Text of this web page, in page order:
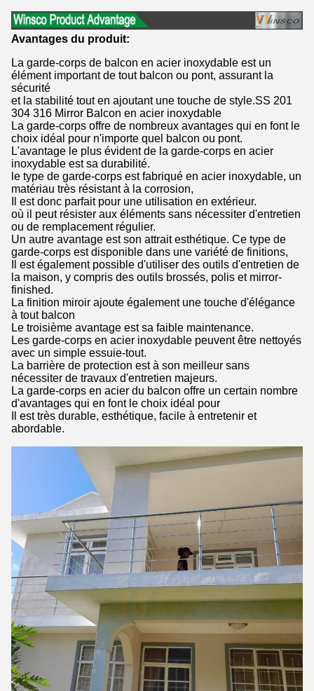
Avantages du produit:
La garde-corps de balcon en acier inoxydable est un
élément important de tout balcon ou pont, assurant la
sécurité
et la stabilité tout en ajoutant une touche de style.SS 201
304 316 Mirror Balcon en acier inoxydable
La garde-corps offre de nombreux avantages qui en font le
choix idéal pour n'importe quel balcon ou pont.
L'avantage le plus évident de la garde-corps en acier
inoxydable est sa durabilité.
le type de garde-corps est fabriqué en acier inoxydable, un
matériau très résistant à la corrosion,
Il est donc parfait pour une utilisation en extérieur.
où il peut résister aux éléments sans nécessiter d'entretien
ou de remplacement régulier.
Un autre avantage est son attrait esthétique. Ce type de
garde-corps est disponible dans une variété de finitions,
Il est également possible d'utiliser des outils d'entretien de
la maison, y compris des outils brossés, polis et mirror-
finished.
La finition miroir ajoute également une touche d'élégance
à tout balcon
Le troisième avantage est sa faible maintenance.
Les garde-corps en acier inoxydable peuvent être nettoyés
avec un simple essuie-tout.
La barrière de protection est à son meilleur sans
nécessiter de travaux d'entretien majeurs.
La garde-corps en acier du balcon offre un certain nombre
d'avantages qui en font le choix idéal pour
Il est très durable, esthétique, facile à entretenir et
abordable.